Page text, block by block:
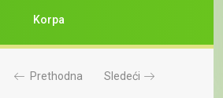
Korpa
Prethodna Sledeći